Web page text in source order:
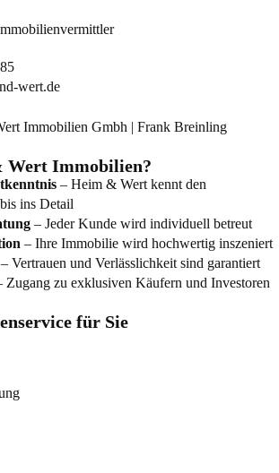
wert.de
Wert Immobilien?
– Heim & Wert kennt den
ins Detail
– Jeder Kunde wird individuell betreut
– Ihre Immobilie wird hochwertig inszeniert
– Vertrauen und Verlässlichkeit sind garantiert
Zugang zu exklusiven Käufern und Investoren
für Sie